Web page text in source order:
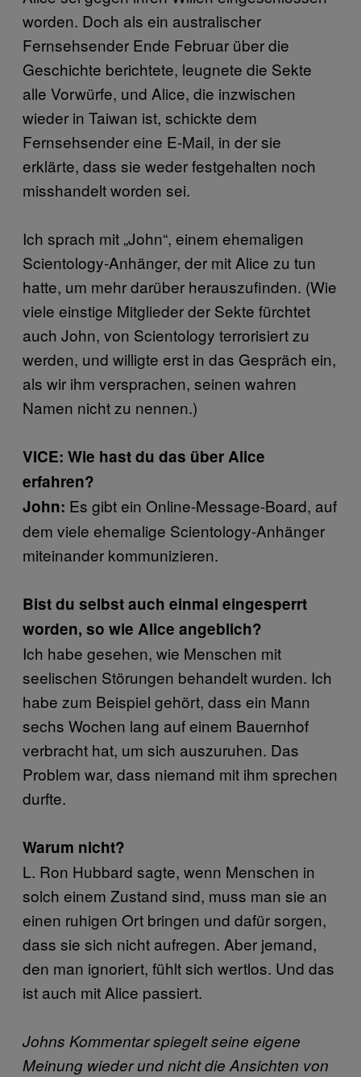
worden. Doch als ein australischer
Fernsehsender Ende Februar über die
Geschichte berichtete, leugnete die Sekte
alle Vorwürfe, und Alice, die inzwischen
wieder in Taiwan ist, schickte dem
Fernsehsender eine E-Mail, in der sie
erklärte, dass sie weder festgehalten noch
misshandelt worden sei.
Ich sprach mit „John“, einem ehemaligen
Scientology-Anhänger, der mit Alice zu tun
hatte, um mehr darüber herauszufinden. (Wie
viele einstige Mitglieder der Sekte fürchtet
auch John, von Scientology terrorisiert zu
werden, und willigte erst in das Gespräch ein,
als wir ihm versprachen, seinen wahren
Namen nicht zu nennen.)
VICE: Wie hast du das über Alice
erfahren?
John: Es gibt ein Online-Message-Board, auf
dem viele ehemalige Scientology-Anhänger
miteinander kommunizieren.
Bist du selbst auch einmal eingesperrt
worden, so wie Alice angeblich?
Ich habe gesehen, wie Menschen mit
seelischen Störungen behandelt wurden. Ich
habe zum Beispiel gehört, dass ein Mann
sechs Wochen lang auf einem Bauernhof
verbracht hat, um sich auszuruhen. Das
Problem war, dass niemand mit ihm sprechen
durfte.
Warum nicht?
L. Ron Hubbard sagte, wenn Menschen in
solch einem Zustand sind, muss man sie an
einen ruhigen Ort bringen und dafür sorgen,
dass sie sich nicht aufregen. Aber jemand,
den man ignoriert, fühlt sich wertlos. Und das
ist auch mit Alice passiert.
Johns Kommentar spiegelt seine eigene
Meinung wieder und nicht die Ansichten von